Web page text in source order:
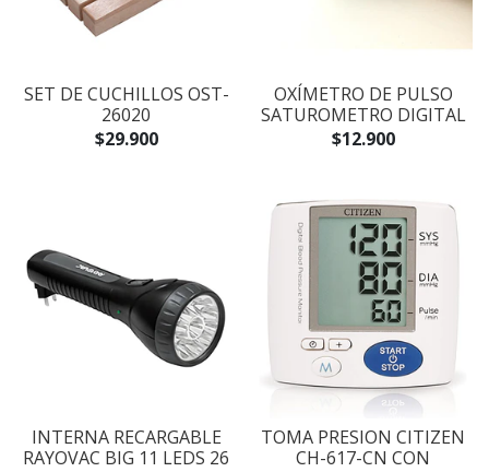
SET DE CUCHILLOS OST-
26020
$29.900
OXÍMETRO DE PULSO
SATUROMETRO DIGITAL
$12.900
INTERNA RECARGABLE
RAYOVAC BIG 11 LEDS 26
TOMA PRESION CITIZEN
CH-617-CN CON